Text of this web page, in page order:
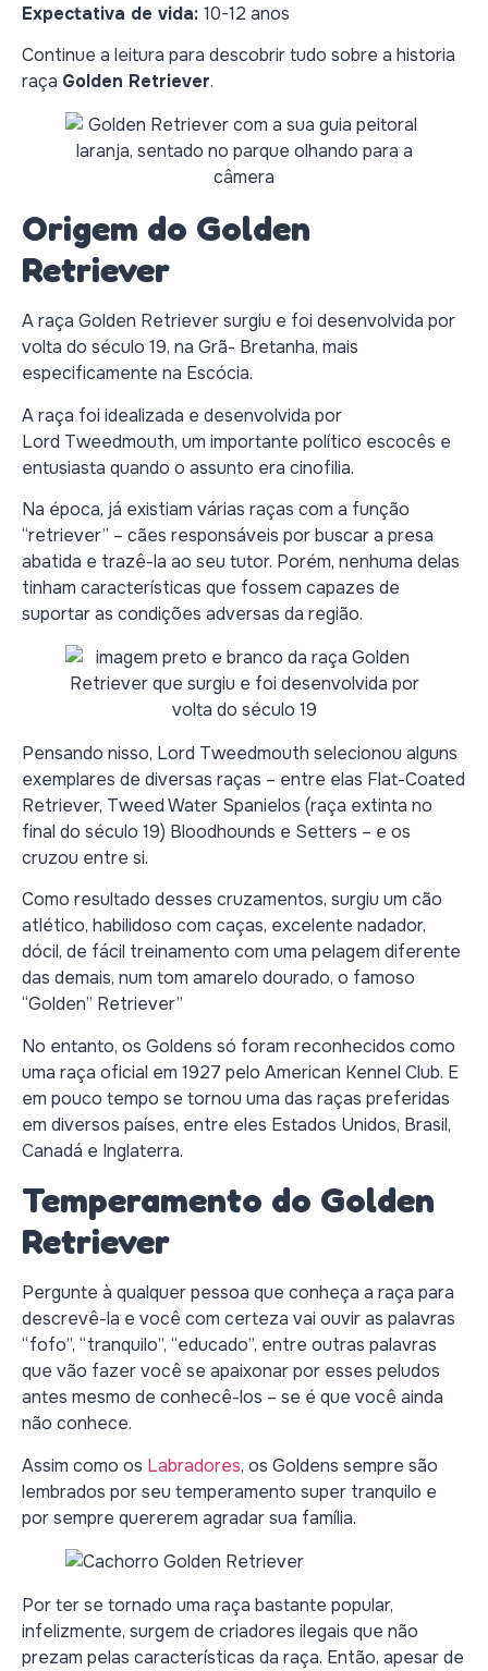
Expectativa de vida: 10-12 anos
Continue a leitura para descobrir tudo sobre a historia
raça Golden Retriever.
Origem do Golden
Retriever
A raça Golden Retriever surgiu e foi desenvolvida por
volta do século 19, na Grã- Bretanha, mais
especificamente na Escócia.
A raça foi idealizada e desenvolvida por
Lord Tweedmouth, um importante político escocês e
entusiasta quando o assunto era cinofilia.
Na época, já existiam várias raças com a função
“retriever” – cães responsáveis por buscar a presa
abatida e trazê-la ao seu tutor. Porém, nenhuma delas
tinham características que fossem capazes de
suportar as condições adversas da região.
Pensando nisso, Lord Tweedmouth selecionou alguns
exemplares de diversas raças – entre elas Flat-Coated
Retriever, Tweed Water Spanielos (raça extinta no
final do século 19) Bloodhounds e Setters – e os
cruzou entre si.
Como resultado desses cruzamentos, surgiu um cão
atlético, habilidoso com caças, excelente nadador,
dócil, de fácil treinamento com uma pelagem diferente
das demais, num tom amarelo dourado, o famoso
“Golden” Retriever”
No entanto, os Goldens só foram reconhecidos como
uma raça oficial em 1927 pelo American Kennel Club. E
em pouco tempo se tornou uma das raças preferidas
em diversos países, entre eles Estados Unidos, Brasil,
Canadá e Inglaterra.
Temperamento do Golden
Retriever
Pergunte à qualquer pessoa que conheça a raça para
descrevê-la e você com certeza vai ouvir as palavras
“fofo”, “tranquilo”, “educado”, entre outras palavras
que vão fazer você se apaixonar por esses peludos
antes mesmo de conhecê-los – se é que você ainda
não conhece.
Assim como os Labradores, os Goldens sempre são
lembrados por seu temperamento super tranquilo e
por sempre quererem agradar sua família.
Por ter se tornado uma raça bastante popular,
infelizmente, surgem de criadores ilegais que não
prezam pelas características da raça. Então, apesar de